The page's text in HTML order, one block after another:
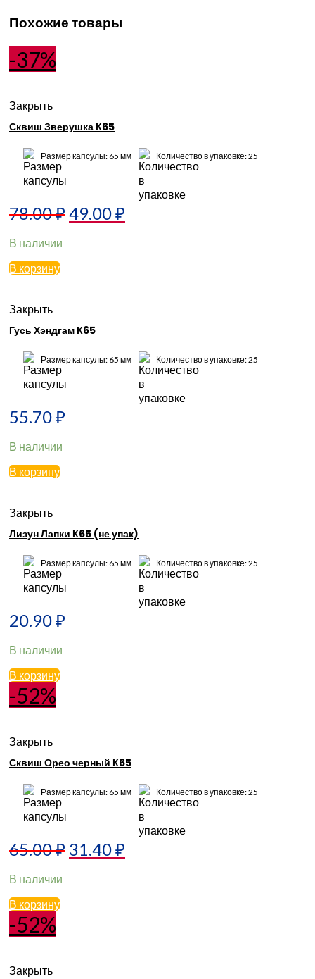
Похожие товары
-37%
Закрыть
Сквиш Зверушка К65
Размер капсулы: 65 мм Количество в упаковке: 25
78.00₽49.00₽
В наличии
В корзину
Закрыть
Гусь Хэндгам К65
Размер капсулы: 65 мм Количество в упаковке: 25
55.70₽
В наличии
В корзину
Закрыть
Лизун Лапки К65 (не упак)
Размер капсулы: 65 мм Количество в упаковке: 25
20.90₽
В наличии
В корзину
-52%
Закрыть
Сквиш Орео черный К65
Размер капсулы: 65 мм Количество в упаковке: 25
65.00₽ 31.40₽
В наличии
В корзину
-52%
Закрыть